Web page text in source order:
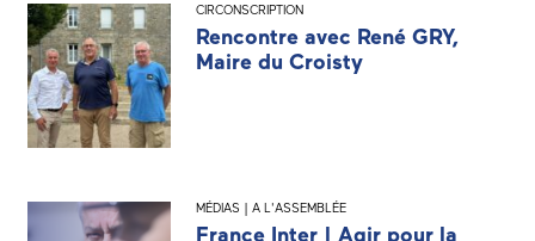
CIRCONSCRIPTION
Rencontre avec René GRY,
Maire du Croisty
MÉDIAS | A L'ASSEMBLÉE
France Inter | Agir pour la